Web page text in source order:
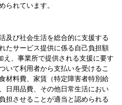
られています。
及び社会生活を総合的に支援する
たサービス提供に係る自己負担額
え、事業所で提供される支援に要す
いて利用者から支払いを受けるこ
材料費、家賃（特定障害者特別給
日用品費、その他日常生活におい
担させることが適当と認められる